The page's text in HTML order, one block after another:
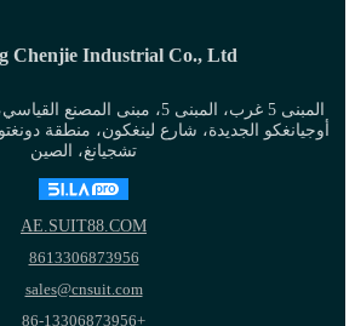
Chenjie Industrial Co., Ltd.
المبنى 5 غرب، المبنى 5، مبنى
أوجيانغكو الجديدة، شارع لينغكون، منطقة
تشجيانغ، الصين
AE.SUIT88.COM
8613306873956
sales@cnsuit.com
+86-13306873956